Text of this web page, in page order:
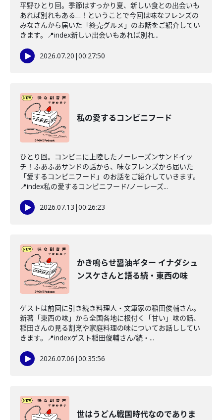
平野ひとり回。季節はすっかり夏、新しい食との出会いも
あれば別れもある…！ということで今回は味なフレンズの
みなさんから届いた「終売グルメ」のお話をご紹介してい
きます。📍index新しい出会いもあれば別れ...
2026.07.20 |00:27:50
私の愛するコンビニフード
ひとり回。コンビニに上陸したノーレーズンサンドイッ
チ！ふあふあサンドの話から、味なフレンズから届いた
「愛するコンビニフード」のお話をご紹介していきます。
📍index私の愛するコンビニフード/ノーレーズ...
2026.07.13 |00:26:23
かき鳴らせ醤油ギター イナダシュ
ンスケさんと語る続・東西の味
ゲストは前回に引き続き料理人・文筆家の稲田俊輔さん。
新著「東西の味」から全国各地に根付く「甘い」味の話、
稲田さんの見る割烹や家庭料理の味についてお話ししてい
きます。📍indexゲスト稲田俊輔さん/続・...
2026.07.06 |00:35:56
世はうどん戦国時代なのでありま